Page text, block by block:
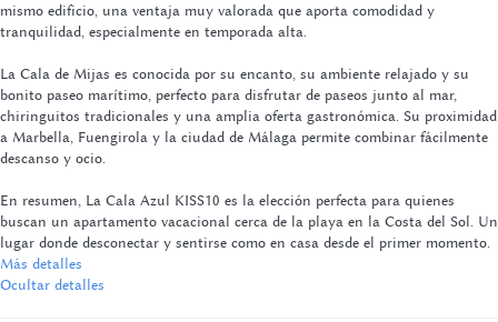
mismo edificio, una ventaja muy valorada que aporta comodidad y
tranquilidad, especialmente en temporada alta.
La Cala de Mijas es conocida por su encanto, su ambiente relajado y su
bonito paseo marítimo, perfecto para disfrutar de paseos junto al mar,
chiringuitos tradicionales y una amplia oferta gastronómica. Su proximidad
a Marbella, Fuengirola y la ciudad de Málaga permite combinar fácilmente
descanso y ocio.
En resumen, La Cala Azul KISS10 es la elección perfecta para quienes
buscan un apartamento vacacional cerca de la playa en la Costa del Sol. Un
lugar donde desconectar y sentirse como en casa desde el primer momento.
Más detalles
Ocultar detalles